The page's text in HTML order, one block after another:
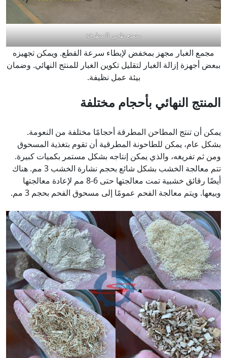
مصنع طحن المطرقة
مجمع الغبار مجهز بمخفض لإبطاء سرعة القطع. ويمكن تجهيزه
ببعض أجهزة إزالة الغبار لتقليل تكوين الغبار للمنتج النهائي. وضمان
بيئة عمل نظيفة.
المنتج النهائي بأحجام مختلفة
يمكن أن تنتج المطاحن المطرقة أحجامًا مختلفة من النعومة.
بشكل عام، يمكن للطاحونة المطرقية أن تقوم بتغذية المسحوق
ومن ثم تفريغه، والذي يمكن إنتاجه بشكل مستمر بكميات كبيرة.
تتم معالجة الخشب بشكل شائع بحجم نشارة الخشب 3 مم. هناك
أيضًا رقائق خشبية تمت معالجتها حتى 6-8 مم لإعادة معالجتها
وبيعها. ويتم معالجة الفحم عمومًا إلى مسحوق الفحم بحجم 3 مم.